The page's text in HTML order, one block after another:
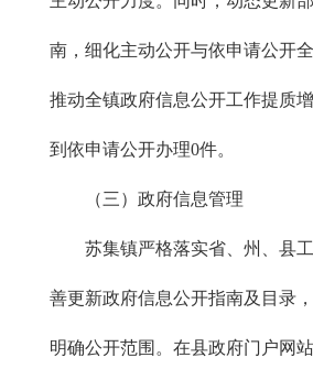
南，细化主动公开与依申请公开
推动全镇政府信息公开工作提质
到依申请公开办理0件。
（三）政府信息管理
苏集镇严格落实省、州、县
善更新政府信息公开指南及目录
明确公开范围。在县政府门户网